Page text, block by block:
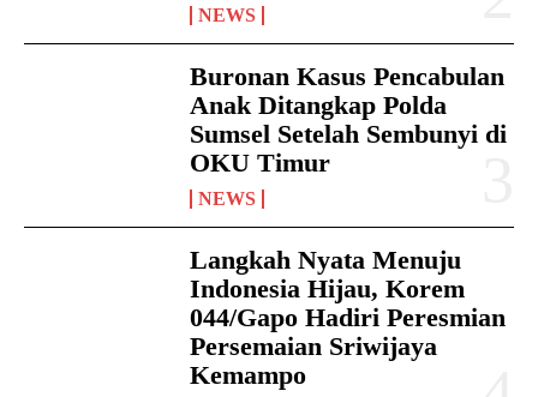
NEWS
Buronan Kasus Pencabulan
Anak Ditangkap Polda
Sumsel Setelah Sembunyi di
OKU Timur
NEWS
Langkah Nyata Menuju
Indonesia Hijau, Korem
044/Gapo Hadiri Peresmian
Persemaian Sriwijaya
Kemampo